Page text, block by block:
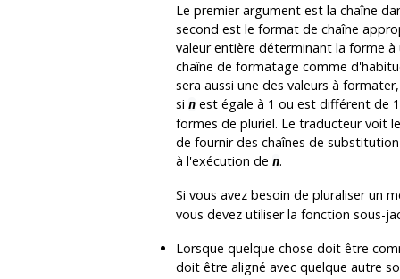
Le premier argument est la chaîne
second est le format de chaîne
valeur entière déterminant la forme
chaîne de formatage comme
sera aussi une des valeurs à
si nest égale à 1 ou est différent de
formes de pluriel. Le traducteur voit
de fournir des chaînes de
à l'exécution de n.
Si vous avez besoin de pluraliser un
vous devez utiliser la fonction sous-
Lorsque quelque chose doit être
doit être aligné avec quelque autre